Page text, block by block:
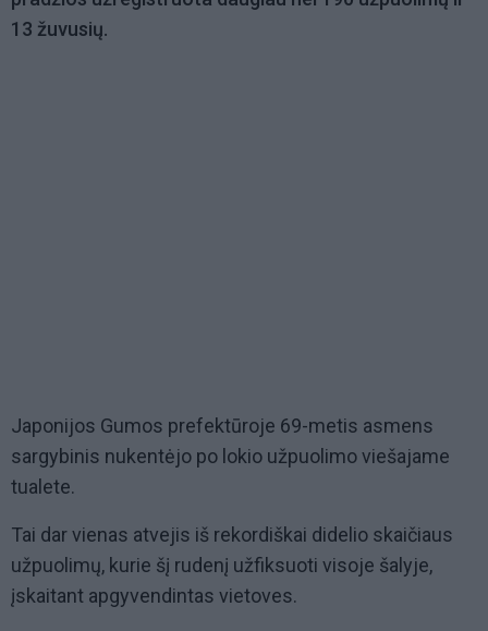
13 žuvusių.
Japonijos Gumos prefektūroje 69-metis asmens
sargybinis nukentėjo po lokio užpuolimo viešajame
tualete.
Tai dar vienas atvejis iš rekordiškai didelio skaičiaus
užpuolimų, kurie šį rudenį užfiksuoti visoje šalyje,
įskaitant apgyvendintas vietoves.